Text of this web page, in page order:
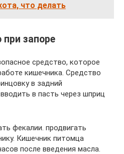
что делать
запоре
средство, которое
кишечника. Средство
в задний
в пасть через шприц
фекалии. продвигать
Кишечник питомца
после введения масла.